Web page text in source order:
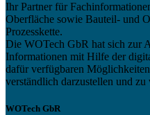
Ihr Partner für
Oberfläche sowie Bauteil- und
Prozesskette.
Die WOTech GbR hat sich zur
Informationen mit Hilfe der
dafür verfügbaren
verständlich darzustellen und zu
WOTech GbR